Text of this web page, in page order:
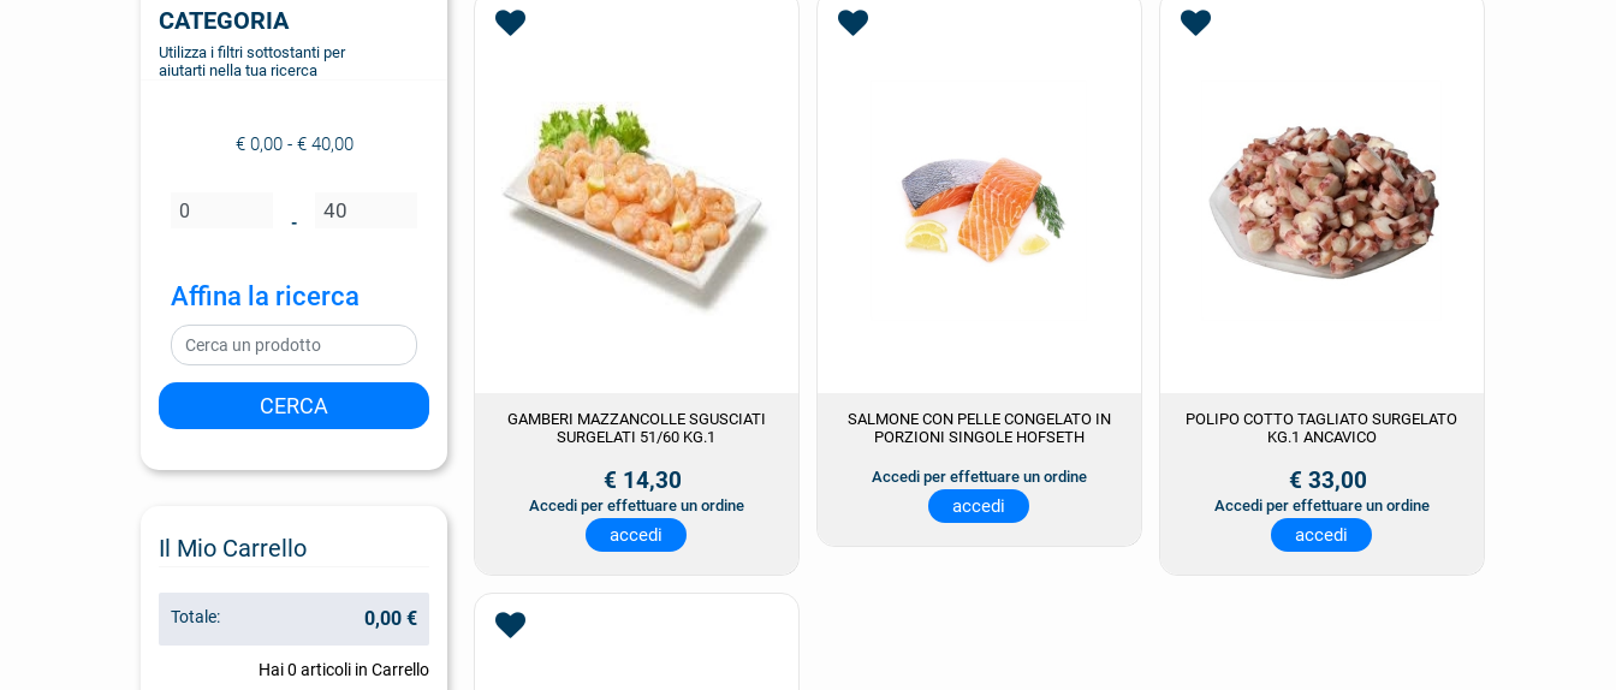
CATEGORIA
Utilizza i filtri sottostanti per
aiutarti nella tua ricerca
€ 0,00 - € 40,00
Prezzo minimo - Prezzo massimo
Affina la ricerca
Il Mio Carrello
Hai0 articoli in Carrello
Totale: 0,00 €
GAMBERI MAZZANCOLLE SGUSCIATI
SURGELATI 51/60 KG.1
€ 14,30
Accedi per effettuare un ordine
accedi
SALMONE CON PELLE CONGELATO IN
PORZIONI SINGOLE HOFSETH
Accedi per effettuare un ordine
accedi
POLIPO COTTO TAGLIATO SURGELATO
KG.1 ANCAVICO
€ 33,00
Accedi per effettuare un ordine
accedi